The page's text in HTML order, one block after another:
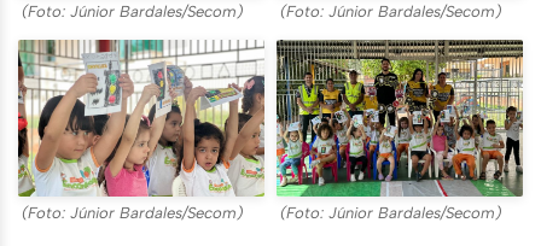
(Foto: Júnior Bardales/Secom) (Foto: Júnior Bardales/Secom)
(Foto: Júnior Bardales/Secom) (Foto: Júnior Bardales/Secom)